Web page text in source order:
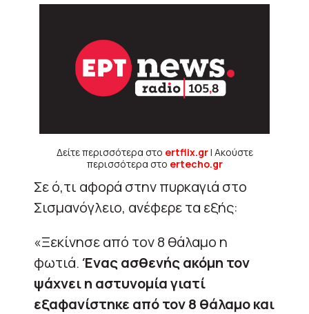
Δείτε περισσότερα στο ertflix.gr| Ακούστε
περισσότερα στο ertecho.gr
Σε ό,τι αφορά στην πυρκαγιά στο
Σισμανόγλειο, ανέφερε τα εξής:
«Ξεκίνησε από τον 8 θάλαμο η
φωτιά.Ένας ασθενής ακόμη τον
ψάχνει η αστυνομία γιατί
εξαφανίστηκε από τον 8 θάλαμο και